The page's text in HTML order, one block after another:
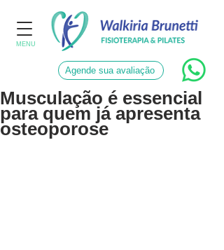
MENU
Agende sua avaliação
Musculação é essencial
para quem já apresenta
osteoporose